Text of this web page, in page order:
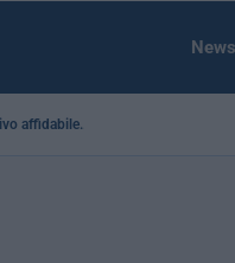
News
affidabile...